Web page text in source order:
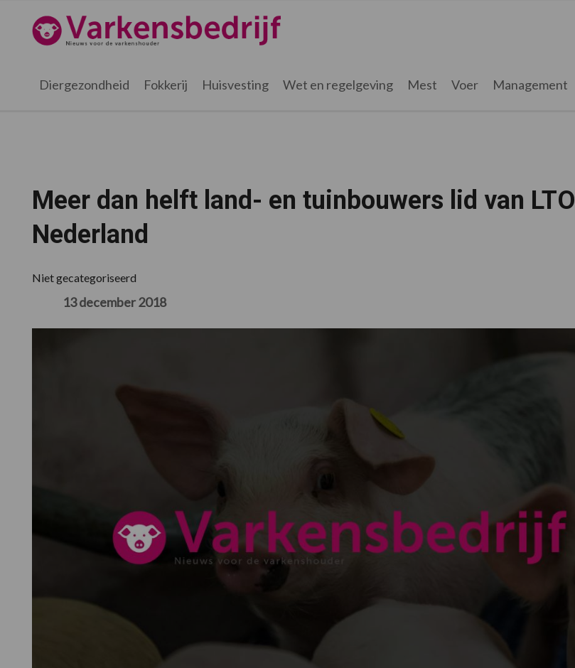
hoofdnavigatie
hoofd
eerste
voettekst
Varkensbedrijf.nl
Diergezondheid Fokkerij Huisvesting Wet en regelgeving Mest Voer Management
Meer dan helft land- en tuinbouwers lid van LTO
Nederland
Niet gecategoriseerd
13 december 2018